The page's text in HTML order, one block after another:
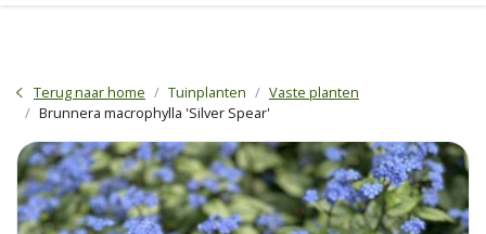
Terug naar home Tuinplanten
Vaste planten
Brunnera macrophylla 'Silver Spear'